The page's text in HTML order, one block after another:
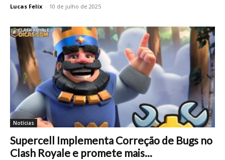
Lucas Felix - 10 de julho de 2025
Notícias
Supercell Implementa Correção de Bugs no
Clash Royale e promete mais...